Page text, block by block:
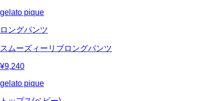
gelato pique
ロングパンツ
スムーズィーリブロングパンツ
¥9,240
gelato pique